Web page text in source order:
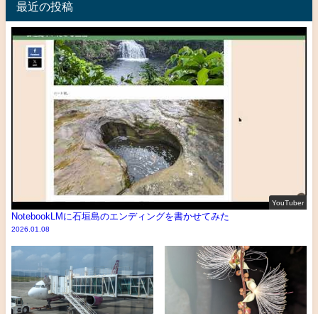
最近の投稿
YouTuber
NotebookLMに石垣島のエンディングを書かせてみた
2026.01.08